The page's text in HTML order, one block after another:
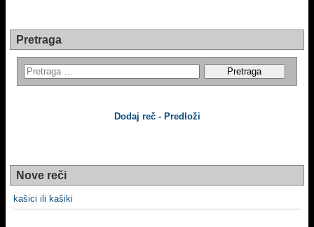
Pretraga
Dodaj reč - Predloži
Nove reči
kašici ili kašiki